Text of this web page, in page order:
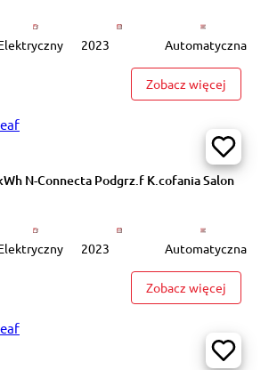
2023 Automatyczna
Zobacz więcej
N-Connecta Podgrz.f K.cofania Salon
2023 Automatyczna
Zobacz więcej